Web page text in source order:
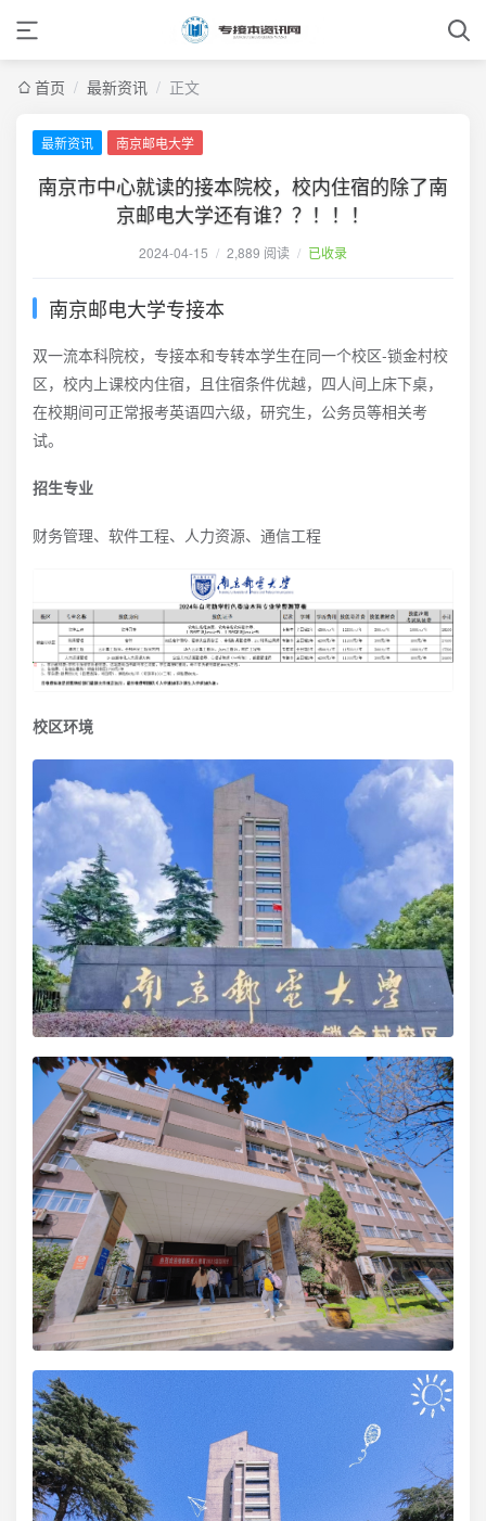
首页 / 最新资讯 / 正文
最新资讯 南京邮电大学
南京市中心就读的接本院校，校内住宿的除了南
京邮电大学还有谁？？！！！
2024-04-15 / 2,889 阅读 / 已收录
南京邮电大学专接本
双一流本科院校，专接本和专转本学生在同一个校区-锁金村校
区，校内上课校内住宿，且住宿条件优越，四人间上床下桌，
在校期间可正常报考英语四六级，研究生，公务员等相关考
试。
招生专业
财务管理、软件工程、人力资源、通信工程
校区环境